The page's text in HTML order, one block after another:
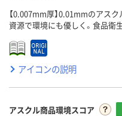
【0.007mm厚】0.01mmのアス
資源で環境にも優しく。食品衛
アイコンの説明
アスクル商品環境スコア